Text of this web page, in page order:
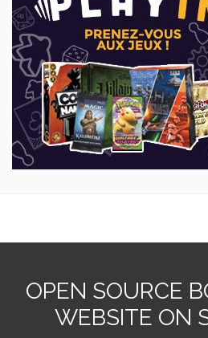
OPEN SOURCE
WEBSITE ON